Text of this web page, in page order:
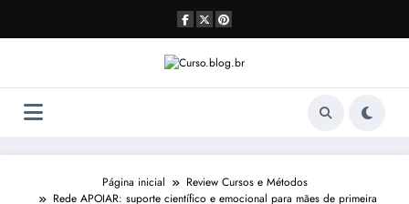
o
Página inicial
Review Cursos e Métodos
Rede APOIAR: suporte científico e emocional para mães de primeira